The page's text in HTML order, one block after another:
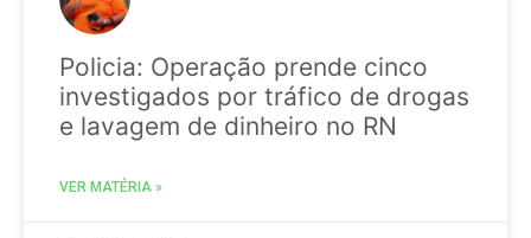
Policia: Operação prende cinco
investigados por tráfico de drogas
e lavagem de dinheiro no RN
VER MATÉRIA »